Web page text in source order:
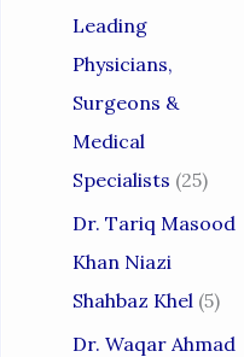
Leading
Physicians,
Surgeons &
Medical
Specialists (25)
Dr. Tariq Masood
Khan Niazi
Shahbaz Khel (5)
Dr. Waqar Ahmad